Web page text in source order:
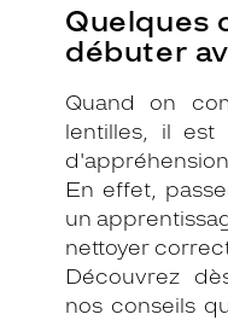
Quelques
débuter
Quand on
lentilles, il est
En effet,
un
nettoyer
Découvrez
nos conseils